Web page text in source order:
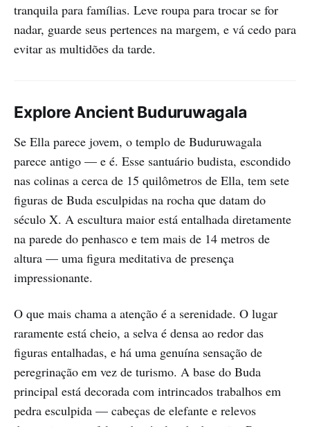
tranquila para famílias. Leve roupa para trocar se for
nadar, guarde seus pertences na margem, e vá cedo para
evitar as multidões da tarde.
Explore Ancient Buduruwagala
Se Ella parece jovem, o templo de Buduruwagala
parece antigo — e é. Esse santuário budista, escondido
nas colinas a cerca de 15 quilômetros de Ella, tem sete
figuras de Buda esculpidas na rocha que datam do
século X. A escultura maior está entalhada diretamente
na parede do penhasco e tem mais de 14 metros de
altura — uma figura meditativa de presença
impressionante.
O que mais chama a atenção é a serenidade. O lugar
raramente está cheio, a selva é densa ao redor das
figuras entalhadas, e há uma genuína sensação de
peregrinação em vez de turismo. A base do Buda
principal está decorada com intrincados trabalhos em
pedra esculpida — cabeças de elefante e relevos